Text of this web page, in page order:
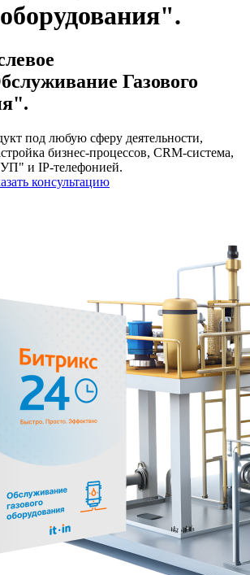
Газового
под любую сферу деятельности,
бизнес-процессов, CRM-система,
и IP-телефонией.
консультацию